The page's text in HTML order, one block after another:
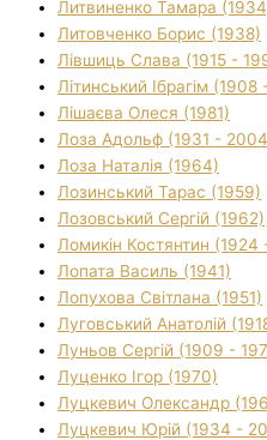
Литвиненко Тамара
Литовченко Борис (1938)
Лівшиць Слава (1915 -
Літинський Ібрагім (1908
Лішаєва Олеся (1981)
Лоза Адольф (1931 -
Лоза Наталія (1964)
Лозинський Тарас (1959)
Лозовський Сергій (1962)
Ломикін Костянтин (1924
Лопата Василь (1941)
Лопухова Світлана (1951)
Луговський Анатолій
Луньов Сергій (1909 -
Луценко Ігор (1970)
Луцкевич Олександр
Луцкевич Юрій (1934 -